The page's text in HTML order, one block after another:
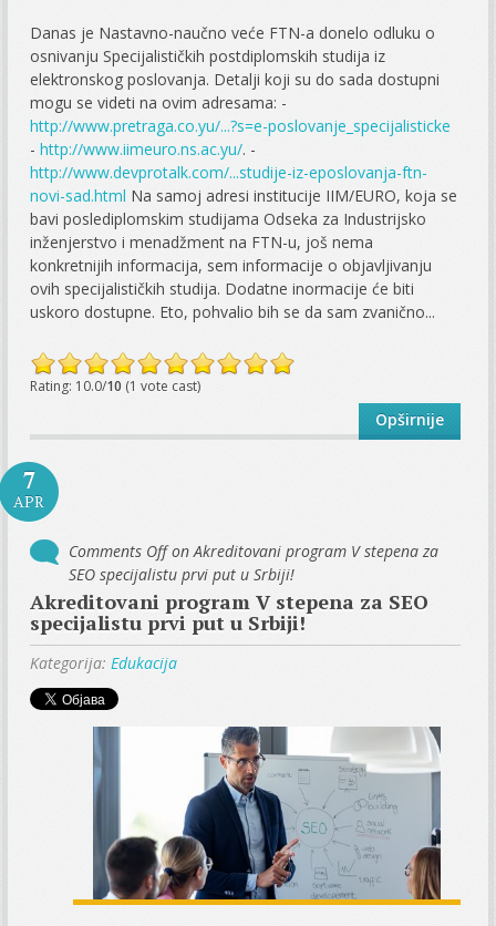
Danas je Nastavno-naučno veće FTN-a donelo odluku o
osnivanju Specijalističkih postdiplomskih studija iz
elektronskog poslovanja. Detalji koji su do sada dostupni
mogu se videti na ovim adresama: -
http://www.pretraga.co.yu/...?s=e-poslovanje_specijalisticke
-http://www.iimeuro.ns.ac.yu/. -
http://www.devprotalk.com/...studije-iz-eposlovanja-ftn-
novi-sad.html Na samoj adresi institucije IIM/EURO, koja se
bavi poslediplomskim studijama Odseka za Industrijsko
inženjerstvo i menadžment na FTN-u, još nema
konkretnijih informacija, sem informacije o objavljivanju
ovih specijalističkih studija. Dodatne inormacije će biti
uskoro dostupne. Eto, pohvalio bih se da sam zvanično...
Rating: 10.0/10 (1 vote cast)
Opširnije
7
APR
Comments Offon Akreditovani program V stepena za
SEO specijalistu prvi put u Srbiji!
Akreditovani program V stepena za SEO
specijalistu prvi put u Srbiji!
Kategorija:Edukacija